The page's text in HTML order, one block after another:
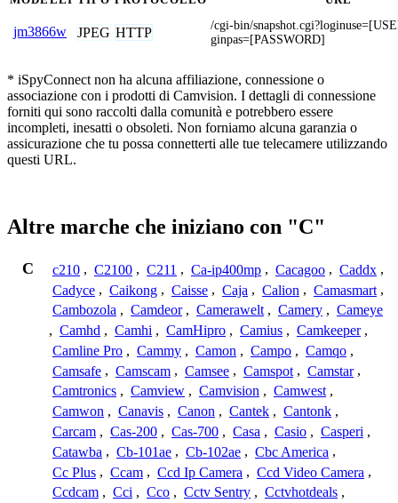
jm3866w JPEG HTTP
/cgi-bin/
ginpas=[PASSWORD]
* iSpyConnect non ha alcuna affiliazione, connessione o
associazione con i prodotti di Camvision. I dettagli di connessione
forniti qui sono raccolti dalla comunità e potrebbero essere
incompleti, inesatti o obsoleti. Non forniamo alcuna garanzia o
assicurazione che tu possa connetterti alle tue telecamere utilizzando
questi URL.
Altre marche che iniziano con "C"
C c210 , C2100 , C211 , Ca-ip400mp , Cacagoo , Caddx ,
Cadyce , Caikong , Caisse , Caja , Calion , Camasmart ,
Cambozola , Camdeor , Camerawelt , Camery , Cameye
, Camhd , Camhi , CamHipro , Camius , Camkeeper ,
Camline Pro , Cammy , Camon , Campo , Camqo ,
Camsafe , Camscam , Camsee , Camspot , Camstar ,
Camtronics , Camview , Camvision , Camwest ,
Camwon , Canavis , Canon , Cantek , Cantonk ,
Carcam , Cas-200 , Cas-700 , Casa , Casio , Casperi ,
Catawba , Cb-101ae , Cb-102ae , Cbc America ,
Cc Plus , Ccam , Ccd Ip Camera , Ccd Video Camera ,
Ccdcam , Cci , Cco , Cctv Sentry , Cctvhotdeals ,